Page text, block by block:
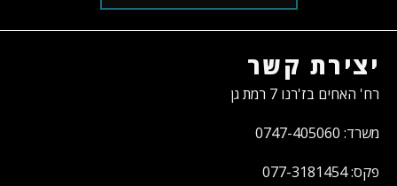
יצירת קשר
רח' האחים בז'רנו 7 רמת גן
משרד: 0747-405060
פקס: 077-3181454